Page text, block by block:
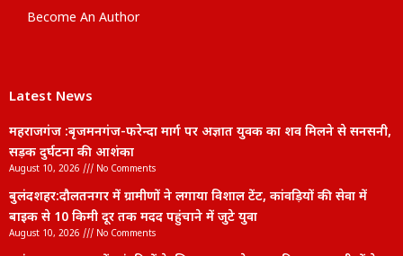
Become An Author
Latest News
महराजगंज :बृजमनगंज-फरेन्दा मार्ग पर अज्ञात युवक का शव मिलने से सनसनी,
सड़क दुर्घटना की आशंका
August 10, 2026 No Comments
बुलंदशहर:दौलतनगर में ग्रामीणों ने लगाया विशाल टेंट, कांवड़ियों की सेवा में
बाइक से 10 किमी दूर तक मदद पहुंचाने में जुटे युवा
August 10, 2026 No Comments